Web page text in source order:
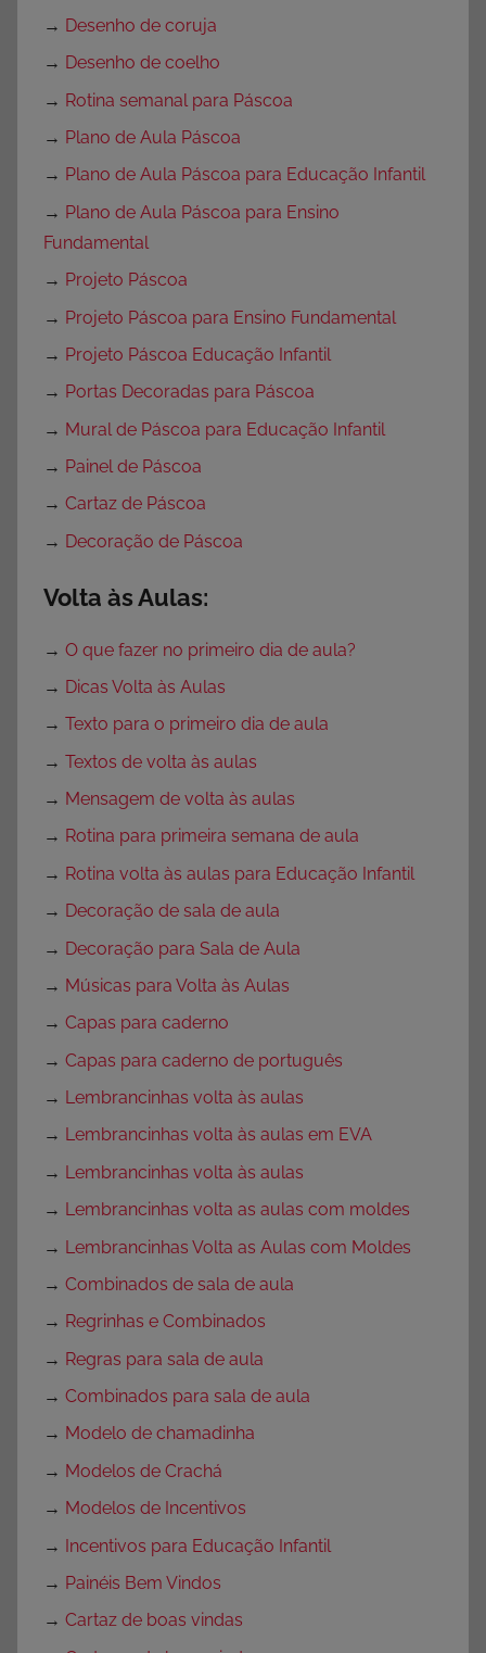
→ Desenho de coruja
→ Desenho de coelho
→ Rotina semanal para Páscoa
→ Plano de Aula Páscoa
→ Plano de Aula Páscoa para Educação Infantil
→ Plano de Aula Páscoa para Ensino
Fundamental
→ Projeto Páscoa
→ Projeto Páscoa para Ensino Fundamental
→ Projeto Páscoa Educação Infantil
→ Portas Decoradas para Páscoa
→ Mural de Páscoa para Educação Infantil
→ Painel de Páscoa
→ Cartaz de Páscoa
→ Decoração de Páscoa
Volta às Aulas:
→ O que fazer no primeiro dia de aula?
→ Dicas Volta às Aulas
→ Texto para o primeiro dia de aula
→ Textos de volta às aulas
→ Mensagem de volta às aulas
→ Rotina para primeira semana de aula
→ Rotina volta às aulas para Educação Infantil
→ Decoração de sala de aula
→ Decoração para Sala de Aula
→ Músicas para Volta às Aulas
→ Capas para caderno
→ Capas para caderno de português
→ Lembrancinhas volta às aulas
→ Lembrancinhas volta às aulas em EVA
→ Lembrancinhas volta às aulas
→ Lembrancinhas volta as aulas com moldes
→ Lembrancinhas Volta as Aulas com Moldes
→ Combinados de sala de aula
→ Regrinhas e Combinados
→ Regras para sala de aula
→ Combinados para sala de aula
→ Modelo de chamadinha
→ Modelos de Crachá
→ Modelos de Incentivos
→ Incentivos para Educação Infantil
→ Painéis Bem Vindos
→ Cartaz de boas vindas